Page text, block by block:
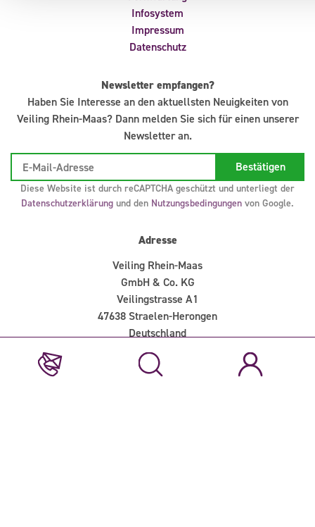
Infosystem
Impressum
Datenschutz
Newsletter empfangen?
Haben Sie Interesse an den aktuellsten Neuigkeiten von
Veiling Rhein-Maas? Dann melden Sie sich für einen unserer
Newsletter an.
Diese Website ist durch reCAPTCHA geschützt und unterliegt der
Datenschutzerklärung und den Nutzungsbedingungen von Google.
Adresse
Veiling Rhein-Maas
GmbH & Co. KG
Veilingstrasse A1
47638 Straelen-Herongen
Deutschland
T +49 2839 59 3200